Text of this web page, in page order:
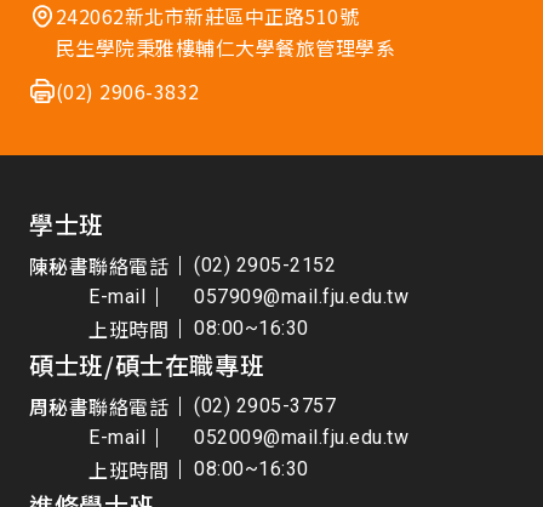
242062新北市新莊區中正路510號
民生學院秉雅樓輔仁大學餐旅管理學系
(02) 2906-3832
學士班
陳秘書聯絡電話
(02) 2905-2152
E-mail
057909@mail.fju.edu.tw
上班時間 08:00~16:30
碩士班/碩士在職專班
周秘書聯絡電話
(02) 2905-3757
E-mail
052009@mail.fju.edu.tw
上班時間 08:00~16:30